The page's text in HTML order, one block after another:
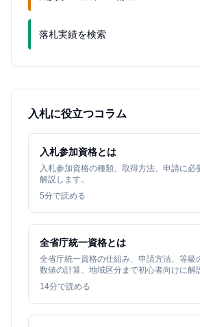
落札実績を検索
入札に役立つコラム
入札参加資格とは
入札参加資格の種類、取得方法、申請に必
解説します。
5分で読める
全省庁統一資格とは
全省庁統一資格の仕組み、申請方法、等級
数値の計算、地域区分まで初心者向けに解
14分で読める